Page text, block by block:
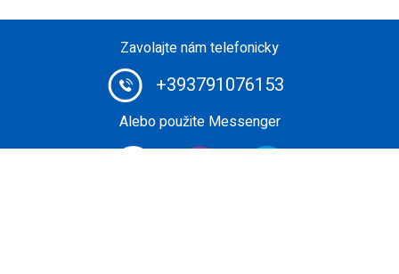
Zavolajte nám telefonicky
+393791076153
Alebo použite Messenger